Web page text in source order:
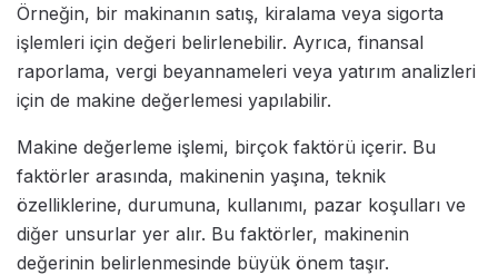
Örneğin, bir makinanın satış, kiralama veya sigorta
işlemleri için değeri belirlenebilir. Ayrıca, finansal
raporlama, vergi beyannameleri veya yatırım analizleri
için de makine değerlemesi yapılabilir.
Makine değerleme işlemi, birçok faktörü içerir. Bu
faktörler arasında, makinenin yaşına, teknik
özelliklerine, durumuna, kullanımı, pazar koşulları ve
diğer unsurlar yer alır. Bu faktörler, makinenin
değerinin belirlenmesinde büyük önem taşır.